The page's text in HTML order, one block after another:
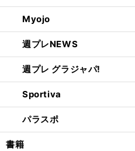
Myojo
週プレNEWS
週プレ グラジャパ!
Sportiva
パラスポ
書籍